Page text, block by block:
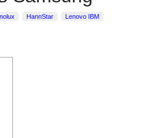
HannStar
Lenovo IBM